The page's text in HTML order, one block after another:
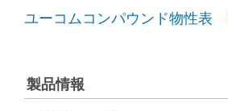
ユーコムコンパウンド物性表
製品情報